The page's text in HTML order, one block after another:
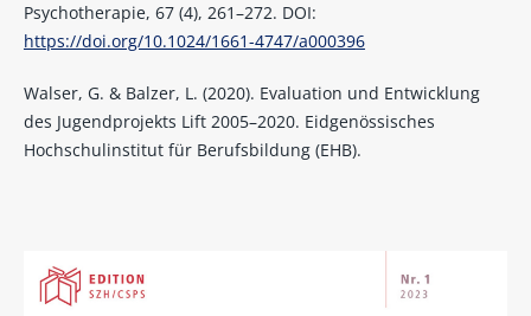
Psychotherapie, 67 (4), 261–272. DOI:
https://doi.org/10.1024/1661-4747/a000396
Walser, G. & Balzer, L. (2020). Evaluation und Entwicklung
des Jugendprojekts Lift 2005–2020. Eidgenössisches
Hochschulinstitut für Berufsbildung (EHB).